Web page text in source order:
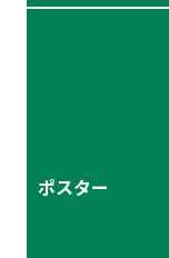
ポスター